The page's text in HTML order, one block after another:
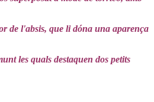
de l'absis, que li dóna una aparença
les quals destaquen dos petits